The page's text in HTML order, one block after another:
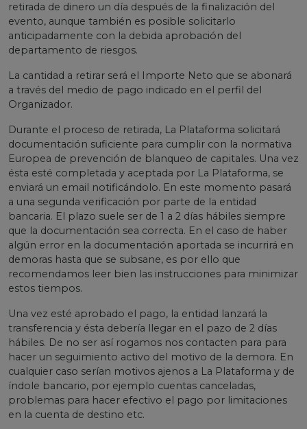
retirada de dinero un día después de la finalización del
evento, aunque también es posible solicitarlo
anticipadamente con la debida aprobación del
departamento de riesgos.
La cantidad a retirar será el Importe Neto que se abonará
a través del medio de pago indicado en el perfil del
Organizador.
Durante el proceso de retirada, La Plataforma solicitará
documentación suficiente para cumplir con la normativa
Europea de prevención de blanqueo de capitales. Una vez
ésta esté completada y aceptada por La Plataforma, se
enviará un email notificándolo. En este momento pasará
a una segunda verificación por parte de la entidad
bancaria. El plazo suele ser de 1 a 2 días hábiles siempre
que la documentación sea correcta. En el caso de haber
algún error en la documentación aportada se incurrirá en
demoras hasta que se subsane, es por ello que
recomendamos leer bien las instrucciones para minimizar
estos tiempos.
Una vez esté aprobado el pago, la entidad lanzará la
transferencia y ésta debería llegar en el pazo de 2 días
hábiles. De no ser así rogamos nos contacten para para
hacer un seguimiento activo del motivo de la demora. En
cualquier caso serían motivos ajenos a La Plataforma y de
índole bancario, por ejemplo cuentas canceladas,
problemas para hacer efectivo el pago por limitaciones
en la cuenta de destino etc.